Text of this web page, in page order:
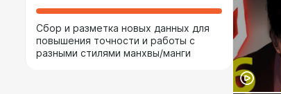
Сбор и разметка новых данных для
повышения точности и работы с
разными стилями манхвы/манги